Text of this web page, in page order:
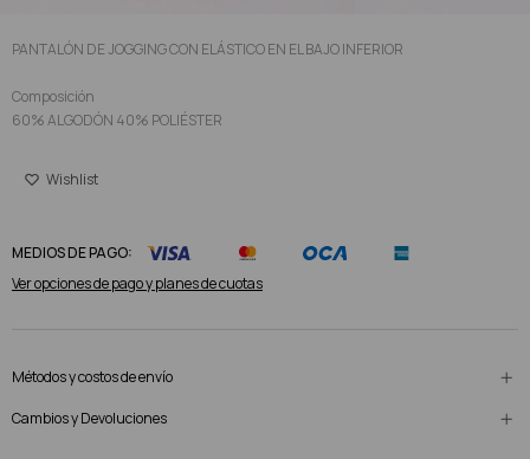
PANTALÓN DE JOGGING CON ELÁSTICO EN EL BAJO INFERIOR
Composición
60% ALGODÓN 40% POLIÉSTER
MEDIOS DE PAGO:
Ver opciones de pago y planes de cuotas
Métodos y costos de envío
Cambios y Devoluciones